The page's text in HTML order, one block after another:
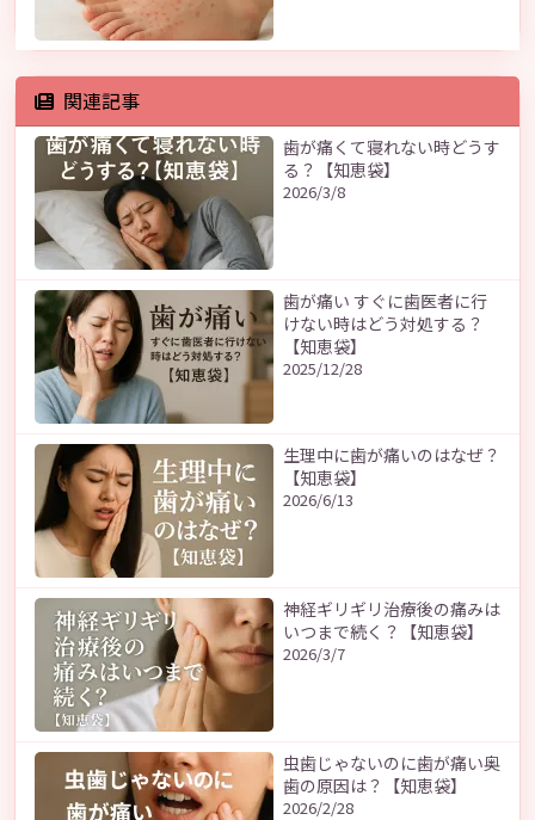
関連記事
歯が痛くて寝れない時どうす
る？【知恵袋】
2026/3/8
歯が痛い すぐに歯医者に行
けない時はどう対処する？
【知恵袋】
2025/12/28
生理中に歯が痛いのはなぜ？
【知恵袋】
2026/6/13
神経ギリギリ治療後の痛みは
いつまで続く？【知恵袋】
2026/3/7
虫歯じゃないのに歯が痛い奥
歯の原因は？【知恵袋】
2026/2/28